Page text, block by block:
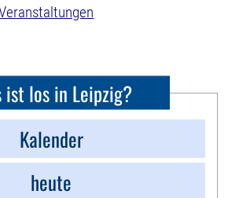
ist los in Leipzig?
Kalender
heute